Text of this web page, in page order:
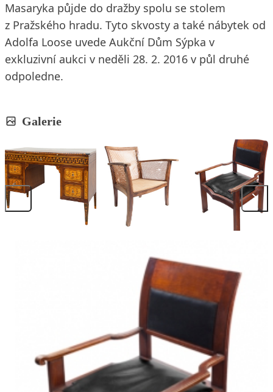
Masaryka půjde do dražby spolu se stolem
z Pražského hradu. Tyto skvosty a také nábytek od
Adolfa Loose uvede Aukční Dům Sýpka v
exkluzivní aukci v neděli 28. 2. 2016 v půl druhé
odpoledne.
Galerie